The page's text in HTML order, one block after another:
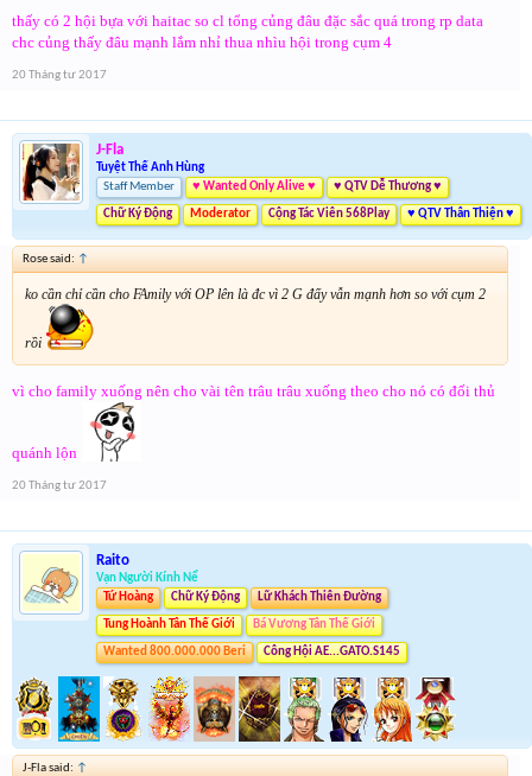
thấy có 2 hội bựa với haitac so cl tổng củng đâu đặc sắc quá trong rp data
chc củng thấy đâu mạnh lắm nhỉ thua nhìu hội trong cụm 4
20 Tháng tư 2017
J-Fla
Tuyệt Thế Anh Hùng
Staff Member
♥ Wanted Only Alive ♥ ♥ QTV Dễ Thương ♥
Chữ Ký Động Moderator Cộng Tác Viên 568Play ♥ QTV Thân Thiện ♥
Rose said: ↑
ko cần chỉ cần cho FAmily với OP lên là đc vì 2 G đấy vẫn mạnh hơn so với cụm 2
rồi
vì cho family xuống nên cho vài tên trâu trâu xuống theo cho nó có đối thủ
quánh lộn
20 Tháng tư 2017
Raito
Vạn Người Kính Nể
Tứ Hoàng
Chữ Ký Động Lữ Khách Thiên Đường
Tung Hoành Tân Thế Giới Bá Vương Tân Thế Giới
Wanted 800.000.000 Beri Công Hội AE...GATO.S145
J-Fla said: ↑